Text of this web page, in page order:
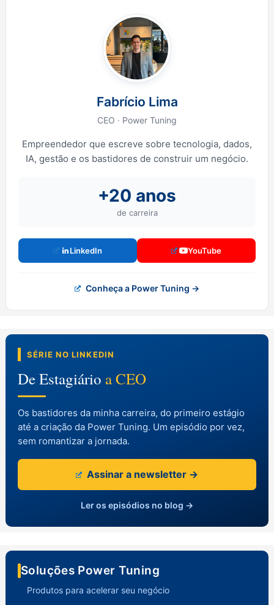
Fabrício Lima
CEO · Power Tuning
Empreendedor que escreve sobre tecnologia, dados,
IA, gestão e os bastidores de construir um negócio.
+20 anos
de carreira
LinkedIn YouTube
Conheça a Power Tuning →
SÉRIE NO LINKEDIN
De Estagiário a CEO
Os bastidores da minha carreira, do primeiro estágio
até a criação da Power Tuning. Um episódio por vez,
sem romantizar a jornada.
Assinar a newsletter →
Ler os episódios no blog →
Soluções Power Tuning
Produtos para acelerar seu negócio